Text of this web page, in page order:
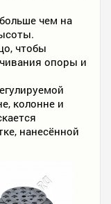
чем на
чтобы
опоры и
колонне и
нанесённой